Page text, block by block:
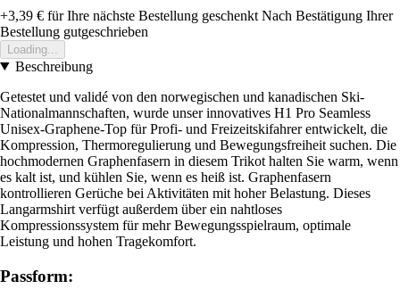
+3,39 € für Ihre nächste Bestellung geschenkt Nach Bestätigung Ihrer
Bestellung gutgeschrieben
Loading...
Beschreibung
Getestet und validé von den norwegischen und kanadischen Ski-
Nationalmannschaften, wurde unser innovatives H1 Pro Seamless
Unisex-Graphene-Top für Profi- und Freizeitskifahrer entwickelt, die
Kompression, Thermoregulierung und Bewegungsfreiheit suchen. Die
hochmodernen Graphenfasern in diesem Trikot halten Sie warm, wenn
es kalt ist, und kühlen Sie, wenn es heiß ist. Graphenfasern
kontrollieren Gerüche bei Aktivitäten mit hoher Belastung. Dieses
Langarmshirt verfügt außerdem über ein nahtloses
Kompressionssystem für mehr Bewegungsspielraum, optimale
Leistung und hohen Tragekomfort.
Passform: